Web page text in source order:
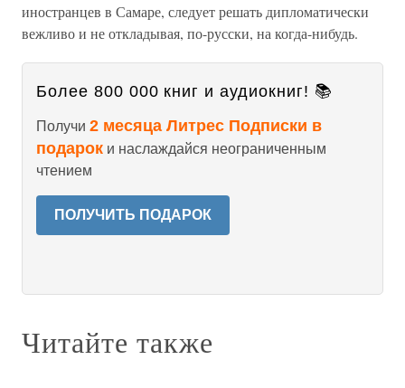
иностранцев в Самаре, следует решать дипломатически
вежливо и не откладывая, по-русски, на когда-нибудь.
Более 800 000 книг и аудиокниг! 📚
Получи 2 месяца Литрес Подписки в
подарок и наслаждайся неограниченным
чтением
ПОЛУЧИТЬ ПОДАРОК
Читайте также